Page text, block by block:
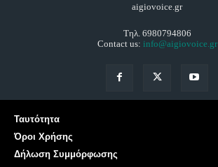
aigiovoice.gr
Τηλ. 6980794806
Contact us: info@aigiovoice.gr
Ταυτότητα
Όροι Χρήσης
Δήλωση Συμμόρφωσης